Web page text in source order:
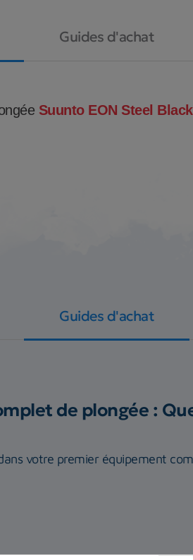
Guides d'achat
Suunto EON Steel Black
Guides d'achat
de plongée :
votre premier équipement